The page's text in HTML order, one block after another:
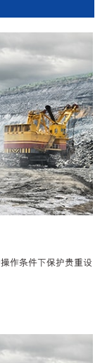
作条件下保护贵重设